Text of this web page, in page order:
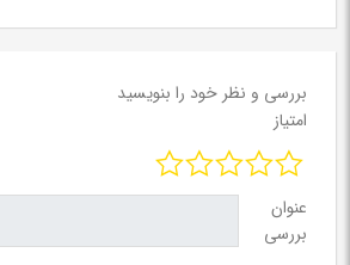
بررسی و نظر خود را بنویسید
امتیاز
عنوان
بررسی